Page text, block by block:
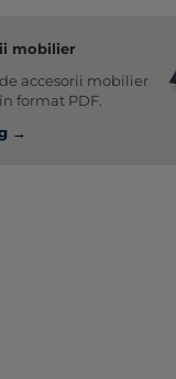
mobilier
accesorii mobilier
format PDF.
→